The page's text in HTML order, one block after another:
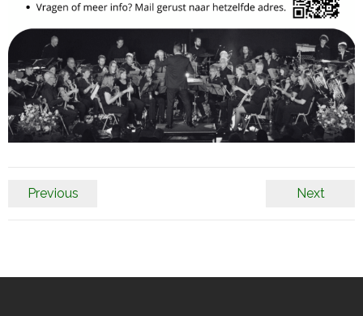
Previous Next